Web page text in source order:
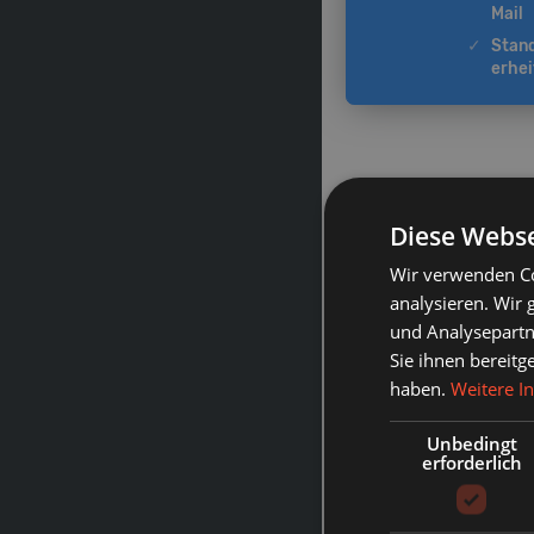
Mail
✓
Diese
Wir verwenden
analysieren. Wir
und
Sie ihnen
haben. Weitere
Unbedingt
erforderlich